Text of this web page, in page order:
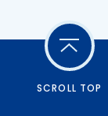
SCROLL TOP